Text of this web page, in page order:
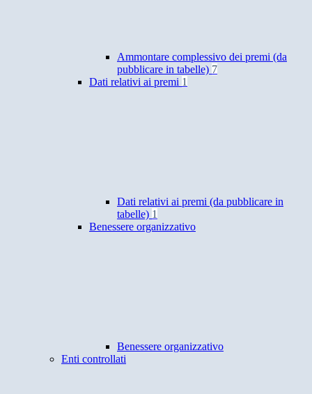
Ammontare complessivo dei premi (da
pubblicare in tabelle) 7
Dati relativi ai premi 1
Dati relativi ai premi (da pubblicare in
tabelle) 1
Benessere organizzativo
Benessere organizzativo
Enti controllati